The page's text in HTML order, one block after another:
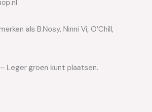
als B.Nosy, Ninni Vi, O’Chill,
Leger groen kunt plaatsen.